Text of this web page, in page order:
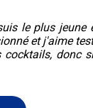
le plus
et j'aime
cocktails, donc